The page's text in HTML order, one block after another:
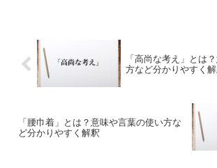
「高尚な考え」とは
方など分かりやすく
「腰巾着」とは？意味や言葉の使い方な
ど分かりやすく解釈